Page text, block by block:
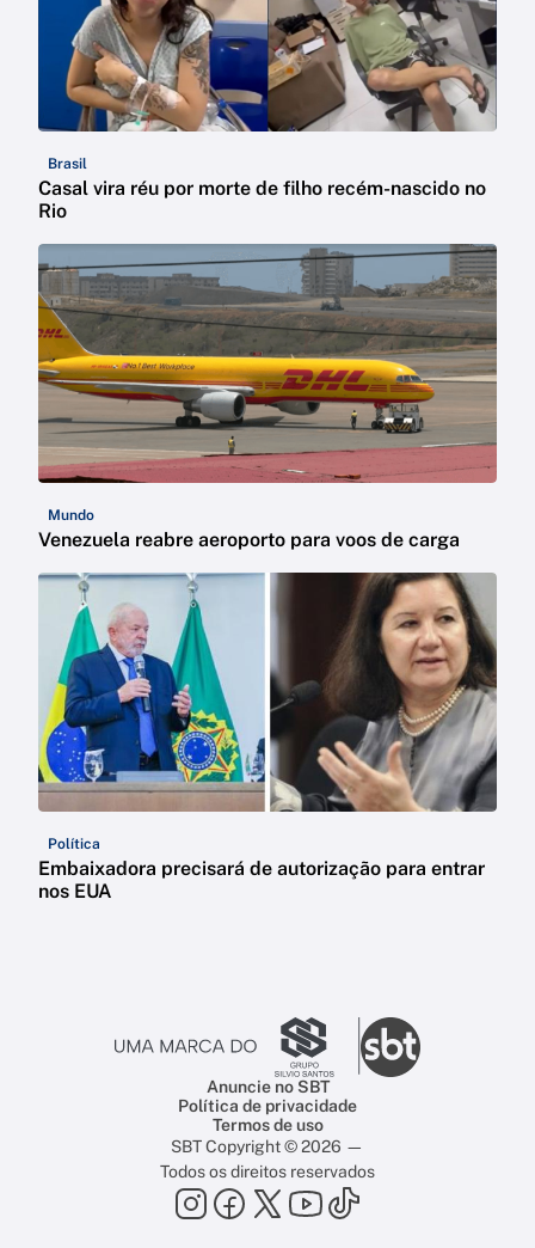
Brasil
Casal vira réu por morte de filho recém-nascido no
Rio
Mundo
Venezuela reabre aeroporto para voos de carga
Política
Embaixadora precisará de autorização para entrar
nos EUA
Anuncie no SBT
Política de privacidade
Termos de uso
SBT Copyright © 2026 —
Todos os direitos reservados